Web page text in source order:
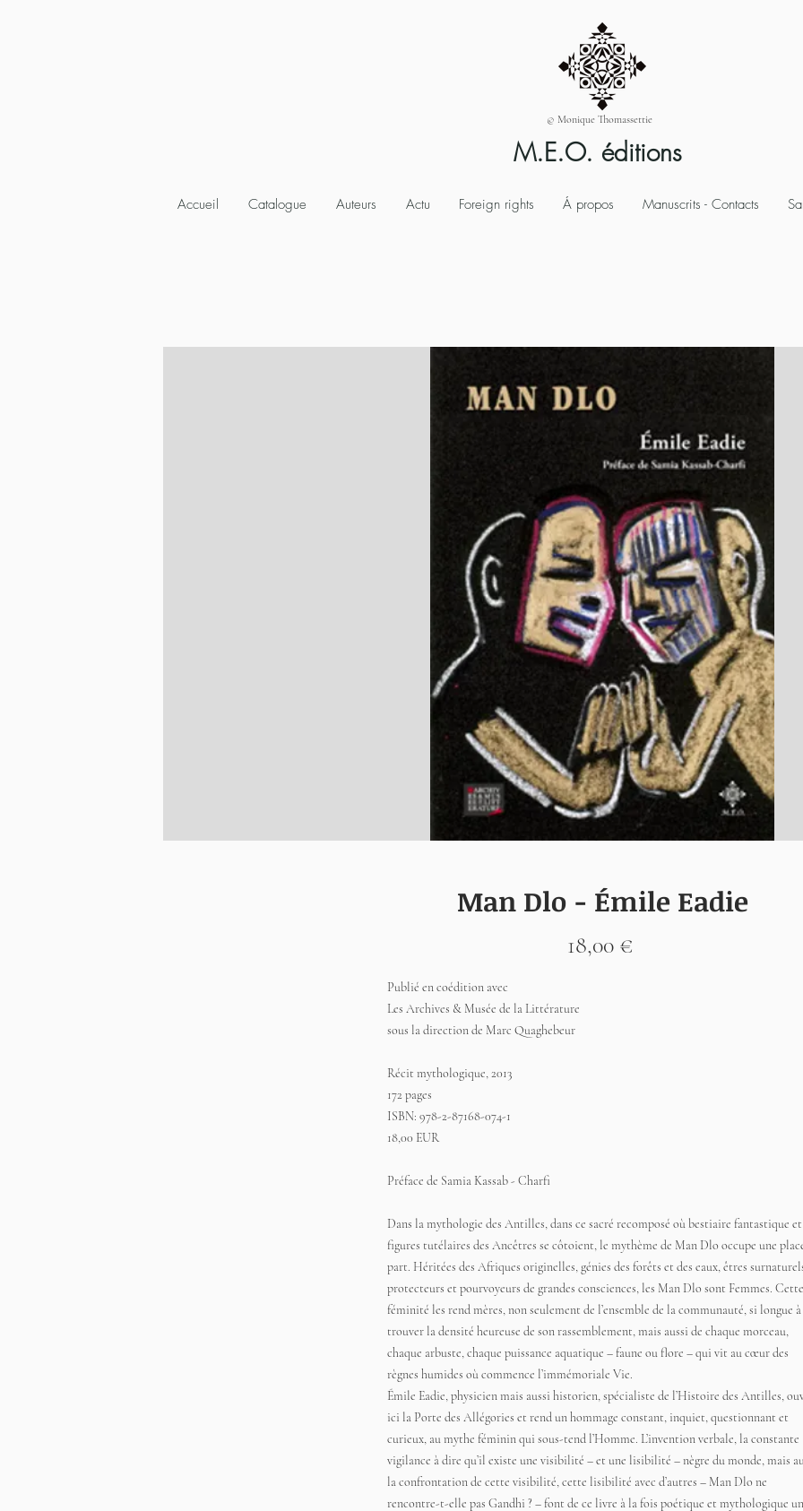
© Monique Thomassettie
M.E.O. éditions
Accueil Catalogue Auteurs Actu Foreign rights Á propos Manuscrits - Contacts
Man Dlo - Émile Eadie
18,00 €
Publié en coédition avec
Les Archives & Musée de la Littérature
sous la direction de Marc Quaghebeur
Récit mythologique, 2013
172 pages
ISBN: 978-2-87168-074-1
18,00 EUR
Préface de Samia Kassab - Charfi
Dans la mythologie des Antilles, dans ce sacré recomposé où bestiaire fantastique et
figures tutélaires des Ancêtres se côtoient, le mythème de Man Dlo occupe une
part. Héritées des Afriques originelles, génies des forêts et des eaux, êtres
protecteurs et pourvoyeurs de grandes consciences, les Man Dlo sont Femmes. Cette
féminité les rend mères, non seulement de l’ensemble de la communauté, si longue à
trouver la densité heureuse de son rassemblement, mais aussi de chaque morceau,
chaque arbuste, chaque puissance aquatique – faune ou flore – qui vit au cœur des
règnes humides où commence l’immémoriale Vie.
Émile Eadie, physicien mais aussi historien, spécialiste de l’Histoire des Antilles,
ici la Porte des Allégories et rend un hommage constant, inquiet, questionnant et
curieux, au mythe féminin qui sous-tend l’Homme. L’invention verbale, la constante
vigilance à dire qu’il existe une visibilité – et une lisibilité – nègre du monde, mais
la confrontation de cette visibilité, cette lisibilité avec d’autres – Man Dlo ne
rencontre-t-elle pas Gandhi ? – font de ce livre à la fois poétique et mythologique